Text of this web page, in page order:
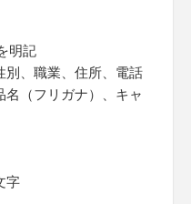
明記
別、職業、住所、電話
（フリガナ）、キャ
字